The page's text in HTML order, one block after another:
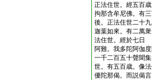
正法住世。經五百歳
拘那含牟尼佛。有
後。正法住世二十
迦葉如來。有二萬
法住世。經於七日
阿難。我多陀阿伽
一千二百五十聲聞
世。有五百歳。像
優陀那偈。而説偈言